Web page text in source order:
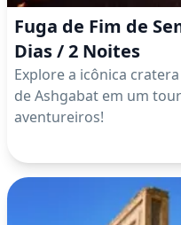
Fuga de Fim de
Dias / 2 Noites
Explore a icônica
de Ashgabat em um
aventureiros!